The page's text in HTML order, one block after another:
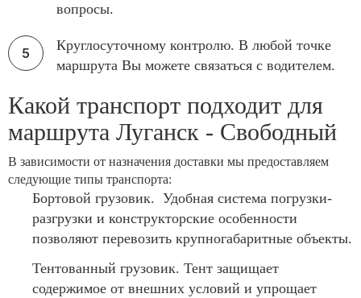
вопросы.
Круглосуточному контролю. В любой точке
маршрута Вы можете связаться с водителем.
Какой транспорт подходит для
маршрута Луганск - Свободный
В зависимости от назначения доставки мы предоставляем
следующие типы транспорта:
Бортовой грузовик. Удобная система погрузки-
разгрузки и конструкторские особенности
позволяют перевозить крупногабаритные объекты.
Тентованный грузовик. Тент защищает
содержимое от внешних условий и упрощает